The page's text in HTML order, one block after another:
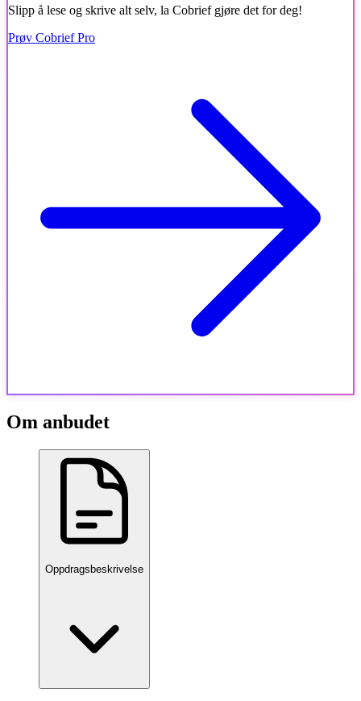
Slipp å lese og skrive alt selv, la Cobrief gjøre det for deg!
Prøv Cobrief Pro
Om anbudet
Oppdragsbeskrivelse